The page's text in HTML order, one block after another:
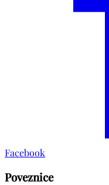
Facebook
Poveznice